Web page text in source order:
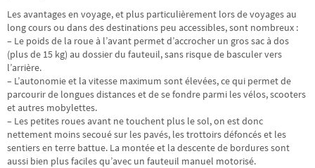
Les avantages en voyage, et plus particulièrement lors de voyages au
long cours ou dans des destinations peu accessibles, sont nombreux :
– Le poids de la roue à l’avant permet d’accrocher un gros sac à dos
(plus de 15 kg) au dossier du fauteuil, sans risque de basculer vers
l’arrière.
– L’autonomie et la vitesse maximum sont élevées, ce qui permet de
parcourir de longues distances et de se fondre parmi les vélos, scooters
et autres mobylettes.
– Les petites roues avant ne touchent plus le sol, on est donc
nettement moins secoué sur les pavés, les trottoirs défoncés et les
sentiers en terre battue. La montée et la descente de bordures sont
aussi bien plus faciles qu’avec un fauteuil manuel motorisé.